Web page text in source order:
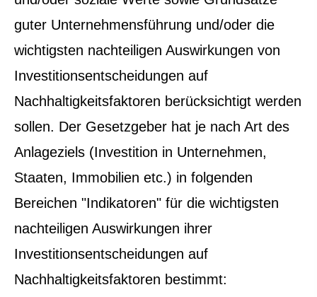
guter Unternehmensführung und/oder die
wichtigsten nachteiligen Auswirkungen von
Investitionsentscheidungen auf
Nachhaltigkeitsfaktoren berücksichtigt werden
sollen. Der Gesetzgeber hat je nach Art des
Anlageziels (Investition in Unternehmen,
Staaten, Immobilien etc.) in folgenden
Bereichen "Indikatoren" für die wichtigsten
nachteiligen Auswirkungen ihrer
Investitionsentscheidungen auf
Nachhaltigkeitsfaktoren bestimmt: